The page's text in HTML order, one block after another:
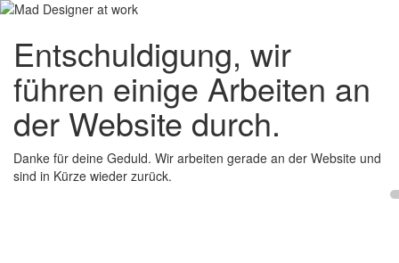
Entschuldigung, wir
führen einige Arbeiten an
der Website durch.
Danke für deine Geduld. Wir arbeiten gerade an der Website und
sind in Kürze wieder zurück.